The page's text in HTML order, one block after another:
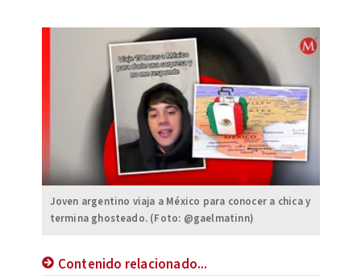
Joven argentino viaja a México para conocer a chica y
termina ghosteado. (Foto: @gaelmatinn)
Contenido relacionado...